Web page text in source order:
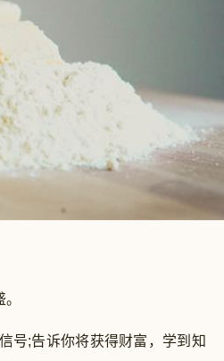
;告诉你将获得财富，学到知